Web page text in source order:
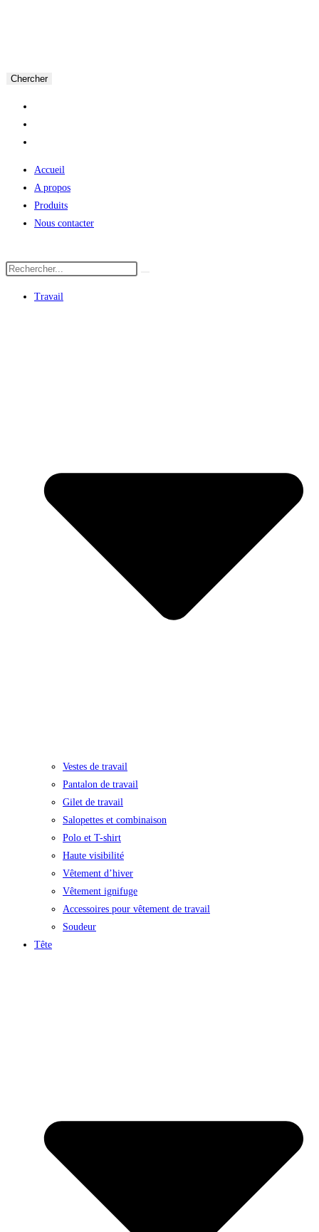
Chercher
Accueil
A propos
Produits
Nous contacter
Travail
Vestes de travail
Pantalon de travail
Gilet de travail
Salopettes et combinaison
Polo et T-shirt
Haute visibilité
Vêtement d’hiver
Vêtement ignifuge
Accessoires pour vêtement de travail
Soudeur
Tête